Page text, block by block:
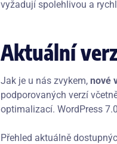
vyžadují spolehlivou a
Aktuální
Jak je u nás zvykem, nové
podporovaných verzí
optimalizací. WordPress
Přehled aktuálně